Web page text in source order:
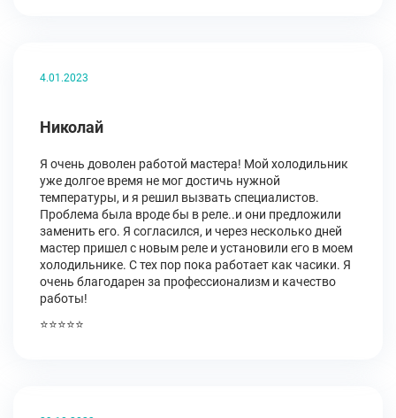
4.01.2023
Николай
Я очень доволен работой мастера! Мой холодильник
уже долгое время не мог достичь нужной
температуры, и я решил вызвать специалистов.
Проблема была вроде бы в реле..и они предложили
заменить его. Я согласился, и через несколько дней
мастер пришел с новым реле и установили его в моем
холодильнике. С тех пор пока работает как часики. Я
очень благодарен за профессионализм и качество
работы!
⭐⭐⭐⭐⭐